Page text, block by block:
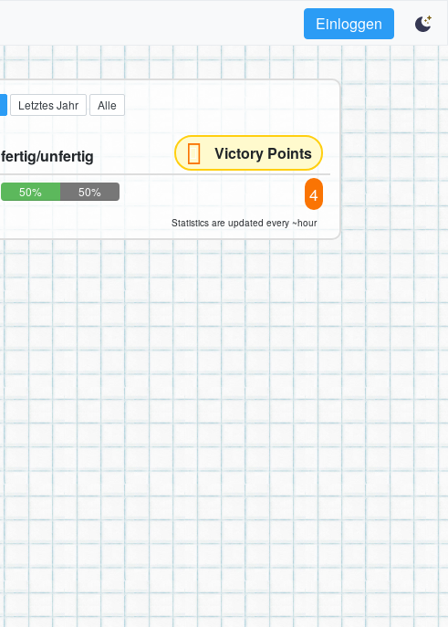
Einloggen
Letztes Jahr Alle
fertig/unfertig
Victory Points
50% 50% 4
Statistics are updated every ~hour